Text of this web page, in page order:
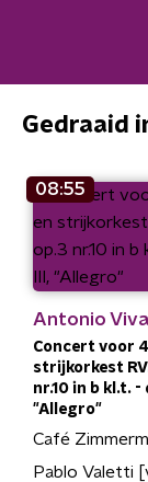
Gedraaid
08:55
Antonio
Concert voor
strijkorkest
nr.10 in b kl.t. -
"Allegro"
Café
Pablo Valetti